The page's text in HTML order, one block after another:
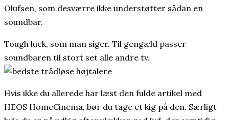
Olufsen, som desværre ikke understøtter sådan en
soundbar.
Tough luck, som man siger. Til gengæld passer
soundbaren til stort set alle andre tv.
Hvis ikke du allerede har læst den fulde artikel med
HEOS HomeCinema, bør du tage et kig på den. Særligt